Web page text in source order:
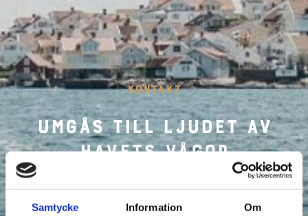
Samtycke Information Om
KONTAKT
Umgås till ljudet av
havets vågor